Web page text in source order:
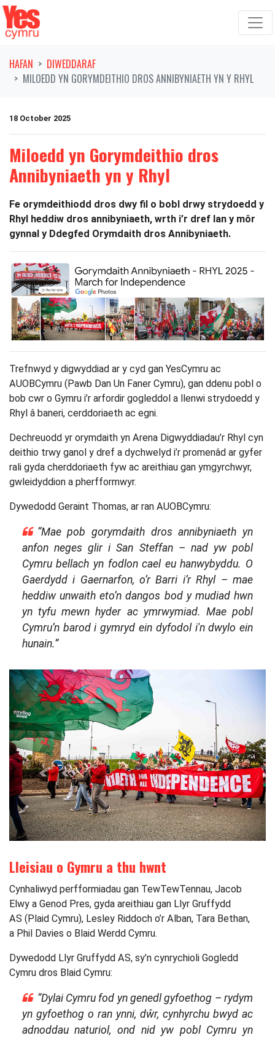
Symud ymlaen o'r llywio
HAFAN
DIWEDDARAF
MILOEDD YN GORYMDEITHIO DROS ANNIBYNIAETH YN Y RHYL
18 October 2025
Miloedd yn Gorymdeithio dros
Annibyniaeth yn y Rhyl
Fe orymdeithiodd dros dwy fil o bobl drwy strydoedd y
Rhyl heddiw dros annibyniaeth, wrth i’r dref lan y môr
gynnal y Ddegfed Orymdaith dros Annibyniaeth.
Trefnwyd y digwyddiad ar y cyd gan YesCymru ac
AUOBCymru (Pawb Dan Un Faner Cymru), gan ddenu pobl o
bob cwr o Gymru i’r arfordir gogleddol a llenwi strydoedd y
Rhyl â baneri, cerddoriaeth ac egni.
Dechreuodd yr orymdaith yn Arena Digwyddiadau’r Rhyl cyn
deithio trwy ganol y dref a dychwelyd i’r promenâd ar gyfer
rali gyda cherddoriaeth fyw ac areithiau gan ymgyrchwyr,
gwleidyddion a pherfformwyr.
Dywedodd Geraint Thomas, ar ran AUOBCymru:
“Mae pob gorymdaith dros annibyniaeth yn
anfon neges glir i San Steffan – nad yw pobl
Cymru bellach yn fodlon cael eu hanwybyddu. O
Gaerdydd i Gaernarfon, o’r Barri i’r Rhyl – mae
heddiw unwaith eto’n dangos bod y mudiad hwn
yn tyfu mewn hyder ac ymrwymiad. Mae pobl
Cymru’n barod i gymryd ein dyfodol i'n dwylo ein
hunain.”
Lleisiau o Gymru a thu hwnt
Cynhaliwyd perfformiadau gan TewTewTennau, Jacob
Elwy a Genod Pres, gyda areithiau gan Llyr Gruffydd
AS (Plaid Cymru), Lesley Riddoch o’r Alban, Tara Bethan,
a Phil Davies o Blaid Werdd Cymru.
Dywedodd Llyr Gruffydd AS, sy’n cynrychioli Gogledd
Cymru dros Blaid Cymru:
“Dylai Cymru fod yn genedl gyfoethog – rydym
yn gyfoethog o ran ynni, dŵr, cynhyrchu bwyd ac
adnoddau naturiol, ond nid yw pobl Cymru yn